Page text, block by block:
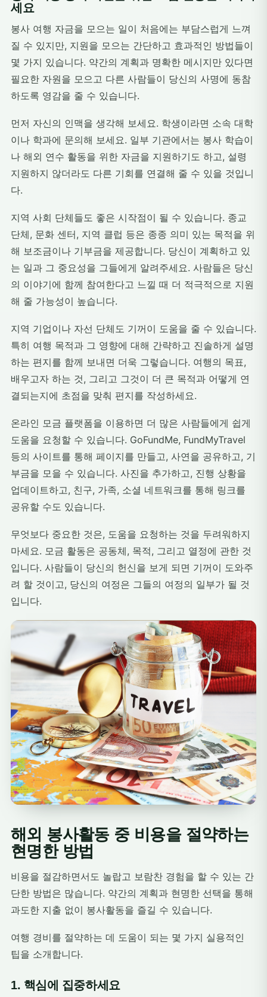
세요
봉사 여행 자금을 모으는 일이 처음에는 부담스럽게 느껴
질 수 있지만, 지원을 모으는 간단하고 효과적인 방법들이
몇 가지 있습니다. 약간의 계획과 명확한 메시지만 있다면
필요한 자원을 모으고 다른 사람들이 당신의 사명에 동참
하도록 영감을 줄 수 있습니다.
먼저 자신의 인맥을 생각해 보세요. 학생이라면 소속 대학
이나 학과에 문의해 보세요. 일부 기관에서는 봉사 학습이
나 해외 연수 활동을 위한 자금을 지원하기도 하고, 설령
지원하지 않더라도 다른 기회를 연결해 줄 수 있을 것입니
다.
지역 사회 단체들도 좋은 시작점이 될 수 있습니다. 종교
단체, 문화 센터, 지역 클럽 등은 종종 의미 있는 목적을 위
해 보조금이나 기부금을 제공합니다. 당신이 계획하고 있
는 일과 그 중요성을 그들에게 알려주세요. 사람들은 당신
의 이야기에 함께 참여한다고 느낄 때 더 적극적으로 지원
해 줄 가능성이 높습니다.
지역 기업이나 자선 단체도 기꺼이 도움을 줄 수 있습니다.
특히 여행 목적과 그 영향에 대해 간략하고 진솔하게 설명
하는 편지를 함께 보내면 더욱 그렇습니다. 여행의 목표,
배우고자 하는 것, 그리고 그것이 더 큰 목적과 어떻게 연
결되는지에 초점을 맞춰 편지를 작성하세요.
온라인 모금 플랫폼을 이용하면 더 많은 사람들에게 쉽게
도움을 요청할 수 있습니다. GoFundMe, FundMyTravel
등의 사이트를 통해 페이지를 만들고, 사연을 공유하고, 기
부금을 모을 수 있습니다. 사진을 추가하고, 진행 상황을
업데이트하고, 친구, 가족, 소셜 네트워크를 통해 링크를
공유할 수도 있습니다.
무엇보다 중요한 것은, 도움을 요청하는 것을 두려워하지
마세요. 모금 활동은 공동체, 목적, 그리고 열정에 관한 것
입니다. 사람들이 당신의 헌신을 보게 되면 기꺼이 도와주
려 할 것이고, 당신의 여정은 그들의 여정의 일부가 될 것
입니다.
해외 봉사활동 중 비용을 절약하는
현명한 방법
비용을 절감하면서도 놀랍고 보람찬 경험을 할 수 있는 간
단한 방법은 많습니다. 약간의 계획과 현명한 선택을 통해
과도한 지출 없이 봉사활동을 즐길 수 있습니다.
여행 경비를 절약하는 데 도움이 되는 몇 가지 실용적인
팁을 소개합니다.
1. 핵심에 집중하세요